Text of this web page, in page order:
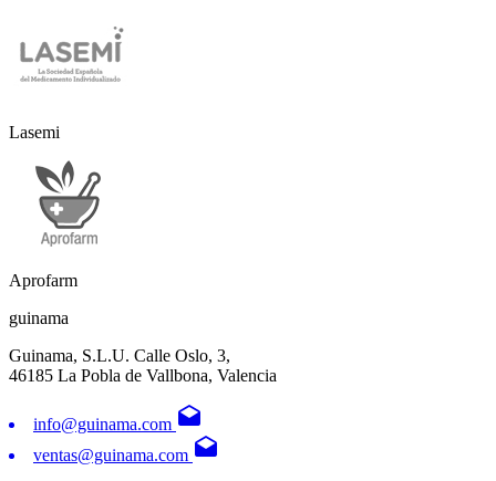
Lasemi
Aprofarm
guinama
Guinama, S.L.U. Calle Oslo, 3,
46185 La Pobla de Vallbona, Valencia
info@guinama.com drafts
ventas@guinama.com drafts